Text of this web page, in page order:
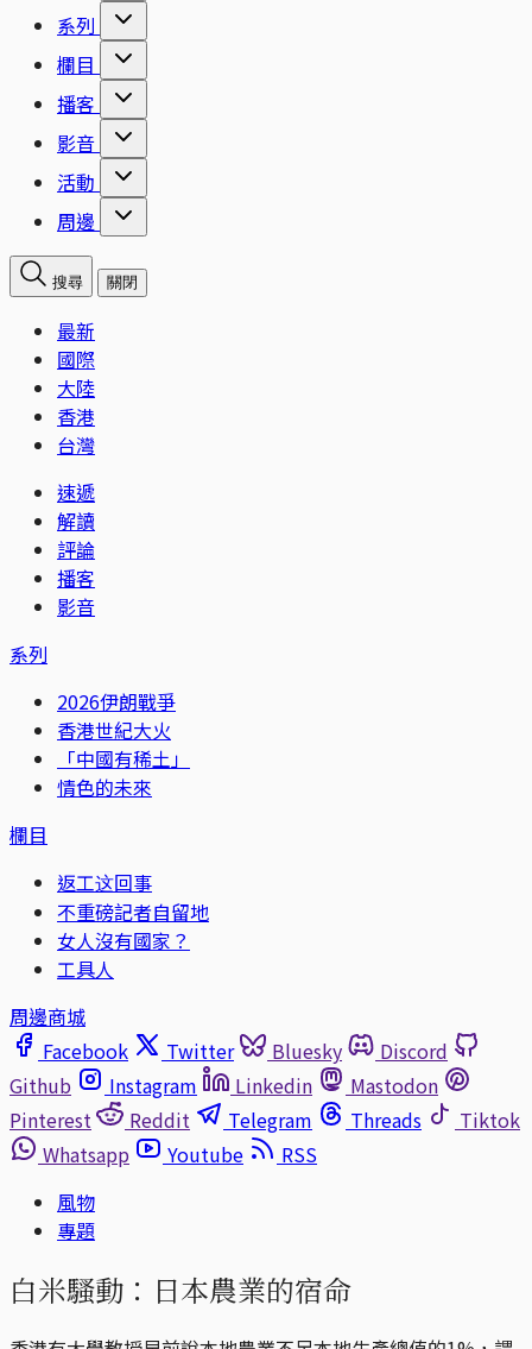
系列
欄目
播客
影音
活動
周邊
搜尋 關閉
最新
國際
大陸
香港
台灣
速遞
解讀
評論
播客
影音
系列
2026伊朗戰爭
香港世紀大火
「中國有稀土」
情色的未來
欄目
返工这回事
不重磅記者自留地
女人沒有國家？
工具人
周邊商城
Facebook
Twitter Bluesky
Discord
Github
Instagram Linkedin
Mastodon
Pinterest
Reddit Telegram Threads
Tiktok
Whatsapp
Youtube
RSS
風物
專題
白米騷動：日本農業的宿命